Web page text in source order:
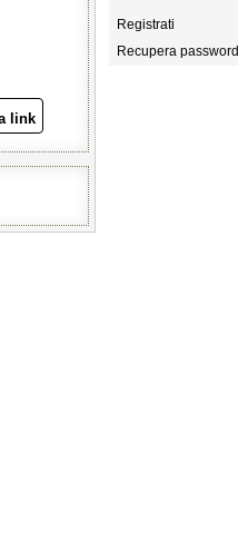
link
Registrati
Recupera password